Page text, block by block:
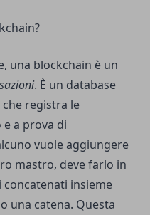
una blockchain è un
. È un database
registra le
a prova di
vuole aggiungere
mastro, deve farlo in
insieme
una catena. Questa